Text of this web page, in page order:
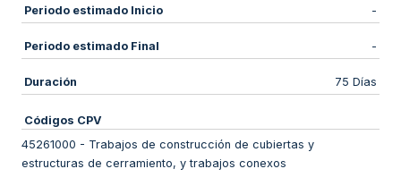
Periodo estimado Inicio -
Periodo estimado Final -
Duración 75 Días
Códigos CPV
45261000 - Trabajos de construcción de cubiertas y
estructuras de cerramiento, y trabajos conexos